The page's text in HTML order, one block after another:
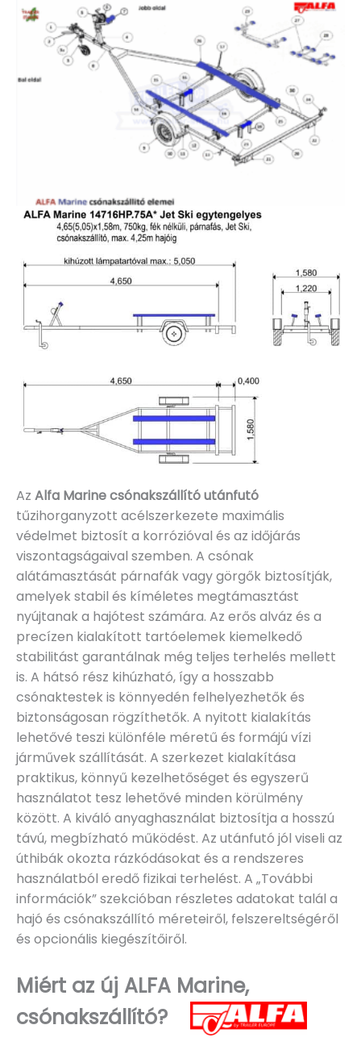
Az Alfa Marine csónakszállító utánfutó
tűzihorganyzott acélszerkezete maximális
védelmet biztosít a korrózióval és az időjárás
viszontagságaival szemben. A csónak
alátámasztását párnafák vagy görgők biztosítják,
amelyek stabil és kíméletes megtámasztást
nyújtanak a hajótest számára. Az erős alváz és a
precízen kialakított tartóelemek kiemelkedő
stabilitást garantálnak még teljes terhelés mellett
is. A hátsó rész kihúzható, így a hosszabb
csónaktestek is könnyedén felhelyezhetők és
biztonságosan rögzíthetők. A nyitott kialakítás
lehetővé teszi különféle méretű és formájú vízi
járművek szállítását. A szerkezet kialakítása
praktikus, könnyű kezelhetőséget és egyszerű
használatot tesz lehetővé minden körülmény
között. A kiváló anyaghasználat biztosítja a hosszú
távú, megbízható működést. Az utánfutó jól viseli az
úthibák okozta rázkódásokat és a rendszeres
használatból eredő fizikai terhelést. A „További
információk” szekcióban részletes adatokat talál a
hajó és csónakszállító méreteiről, felszereltségéről
és opcionális kiegészítőiről.
Miért az új ALFA Marine,
csónakszállító?